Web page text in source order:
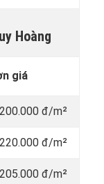
Hoàng
giá
đ/m²
đ/m²
đ/m²